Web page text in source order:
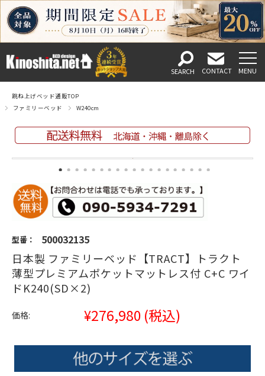
跳ね上げベッド通販TOP
ファミリーベッド
W240cm
型番： 500032135
日本製 ファミリーベッド【TRACT】トラクト
薄型プレミアムポケットマットレス付 C+C ワイ
ドK240(SD×2)
価格: ¥276,980 (税込)